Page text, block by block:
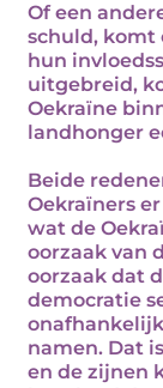
Of een
schuld, komt
hun
uitgebreid,
Oekraïne
landhonger
Beide
Oekraïners
wat de
oorzaak van
oorzaak dat
democratie
namen. Dat
en de zijnen